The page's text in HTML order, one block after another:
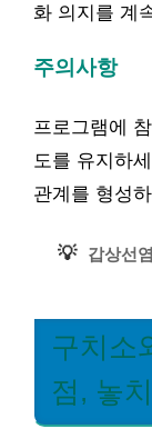
화 의지를 계
주의사항
프로그램에
도를 유지하
관계를 형성
💡 갑상선
구치소
점, 놓